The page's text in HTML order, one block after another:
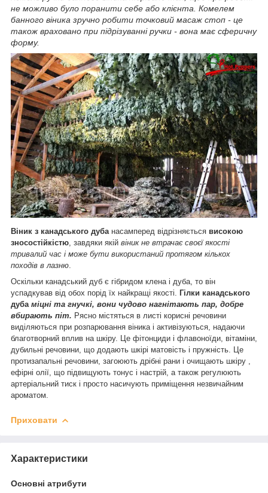
не можливо було поранити себе або клієнта. Комелем
банного віника зручно робити точковий масаж стоп - це
також враховано при підрізуванні ручки - вона має сферичну
форму.
Віник з канадського дуба насамперед відрізняється високою
зносостійкістю , завдяки якій віник не втрачає своєї якості
тривалий час і може бути використаний протягом кількох
походів в лазню
Оскільки канадський дуб є гібридом клена і дуба, то він
успадкував від обох порід їх найкращі якості. Гілки канадського
дуба міцні та гнучкі, вони чудово нагнітають пар, добре
вбирають піт. Рясно містяться в листі корисні речовини
виділяються при розпарювання віника і активізуються, надаючи
благотворний вплив на шкіру. Це фітонциди і флавоноїди, вітаміни,
дубильні речовини, що додають шкірі матовість і пружність. Це
протизапальні речовини, загоюють дрібні рани і очищають шкіру ,
ефірні олії, що підвищують тонус і настрій, а також регулюють
артеріальний тиск і просто насичують приміщення незвичайним
ароматом.
Приховати
Характеристики
Основні атрибути